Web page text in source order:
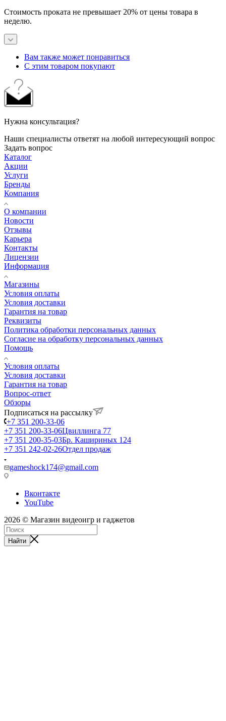
Стоимость проката не превышает 20% от цены товара в
неделю.
Вам также может понравиться
С этим товаром покупают
Нужна консультация?
Наши специалисты ответят на любой интересующий вопрос
Задать вопрос
Каталог
Акции
Услуги
Бренды
Компания
О компании
Новости
Отзывы
Карьера
Контакты
Лицензии
Информация
Магазины
Условия оплаты
Условия доставки
Гарантия на товар
Реквизиты
Политика обработки персональных данных
Согласие на обработку персональных данных
Помощь
Условия оплаты
Условия доставки
Гарантия на товар
Вопрос-ответ
Обзоры
Подписаться на рассылку
+7 351 200-33-06
+7 351 200-33-06Цвиллинга 77
+7 351 200-35-03Бр. Кашириных 124
+7 351 242-02-26Отдел продаж
gameshock174@gmail.com
Вконтакте
YouTube
2026 © Магазин видеоигр и гаджетов
Найти